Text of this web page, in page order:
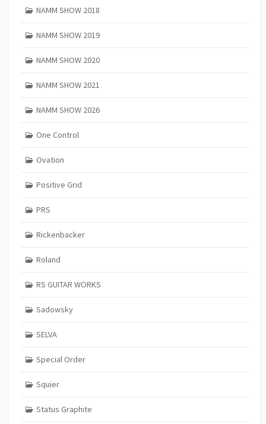
NAMM SHOW 2018
NAMM SHOW 2019
NAMM SHOW 2020
NAMM SHOW 2021
NAMM SHOW 2026
One Control
Ovation
Positive Grid
PRS
Rickenbacker
Roland
RS GUITAR WORKS
Sadowsky
SELVA
Special Order
Squier
Status Graphite